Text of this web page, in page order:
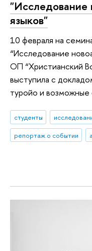
"Исследование
языков"
10 февраля на
“Исследование
ОП “Христианский
выступила с
туройо и возможные
студенты
репортаж о событии